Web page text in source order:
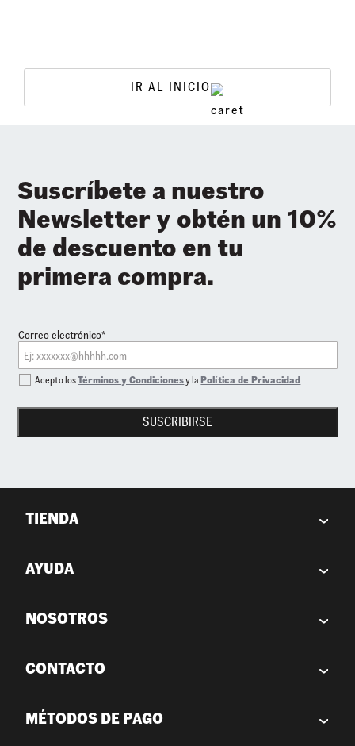
IR AL INICIO
Suscríbete a nuestro
Newsletter y obtén un 10%
de descuento en tu
primera compra.
Correo electrónico*
SUSCRIBIRSE
Acepto losTérminos y Condicionesy laPolítica de Privacidad
TIENDA
AYUDA
NOSOTROS
CONTACTO
MÉTODOS DE PAGO